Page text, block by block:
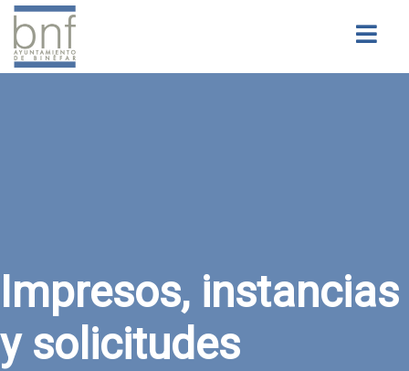
Impresos, instancias
y solicitudes